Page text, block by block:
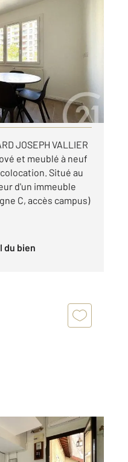
JOSEPH VALLIER
et meublé à neuf
Situé au
d'un immeuble
C, accès campus)
du bien